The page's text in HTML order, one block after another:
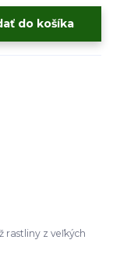
do košíka
rastliny z veľkých